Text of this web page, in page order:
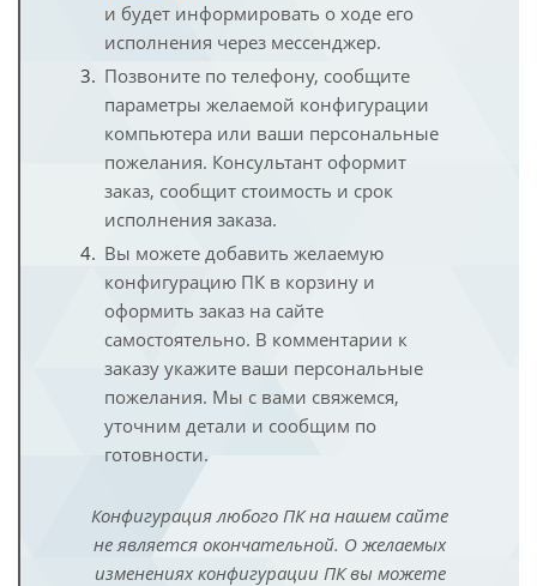
и будет информировать о ходе его
исполнения через мессенджер.
Позвоните по телефону, сообщите
параметры желаемой конфигурации
компьютера или ваши персональные
пожелания. Консультант оформит
заказ, сообщит стоимость и срок
исполнения заказа.
Вы можете добавить желаемую
конфигурацию ПК в корзину и
оформить заказ на сайте
самостоятельно. В комментарии к
заказу укажите ваши персональные
пожелания. Мы с вами свяжемся,
уточним детали и сообщим по
готовности.
Конфигурация любого ПК на нашем сайте
не является окончательной. О желаемых
изменениях конфигурации ПК вы можете